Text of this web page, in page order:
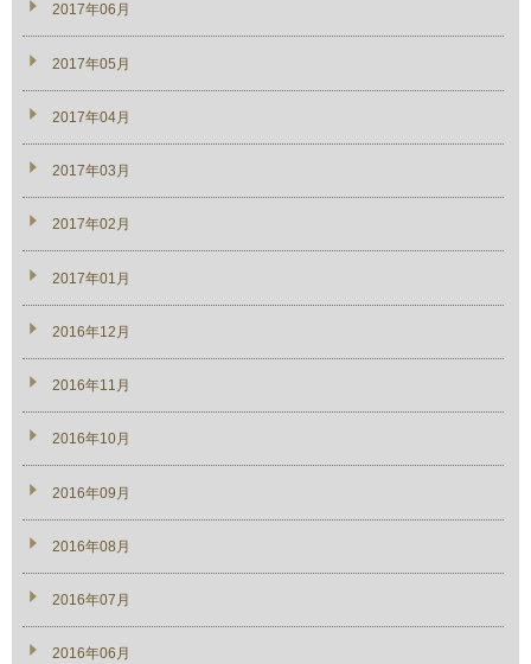
2017年06月
2017年05月
2017年04月
2017年03月
2017年02月
2017年01月
2016年12月
2016年11月
2016年10月
2016年09月
2016年08月
2016年07月
2016年06月